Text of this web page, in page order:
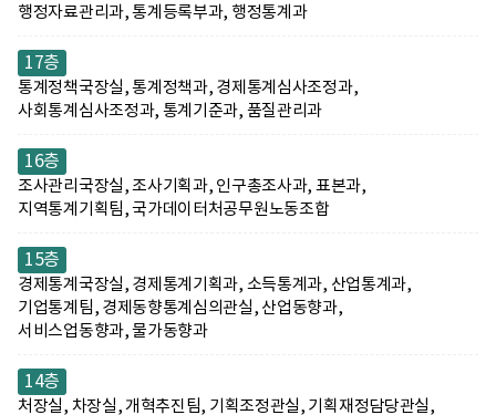
행정자료관리과, 통계등록부과, 행정통계과
17층
통계정책국장실, 통계정책과, 경제통계심사조정과,
사회통계심사조정과, 통계기준과, 품질관리과
16층
조사관리국장실, 조사기획과, 인구총조사과, 표본과,
지역통계기획팀, 국가데이터처공무원노동조합
15층
경제통계국장실, 경제통계기획과, 소득통계과, 산업통계과,
기업통계팀, 경제동향통계심의관실, 산업동향과,
서비스업동향과, 물가동향과
14층
처장실, 차장실, 개혁추진팀, 기획조정관실, 기획재정담당관실,